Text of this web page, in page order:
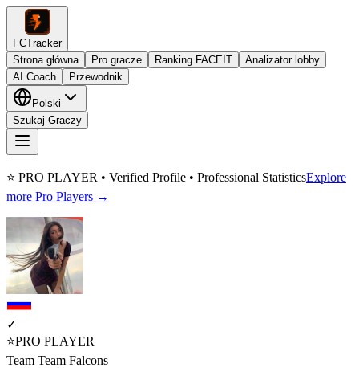
FCTracker
Strona główna
Pro gracze Ranking FACEIT
Analizator lobby
AI Coach
Przewodnik
Polski
Szukaj Graczy
⭐ PRO PLAYER • Verified Profile • Professional StatisticsExplore
more Pro Players →
✓
⭐PRO PLAYER
Team Team Falcons